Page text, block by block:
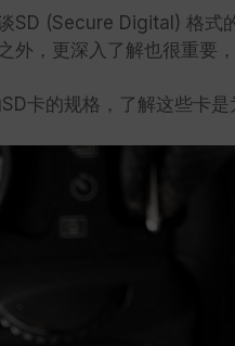
SD (Secure Digital) 格式
外，更深入了解也很重要
卡的规格，了解这些卡是